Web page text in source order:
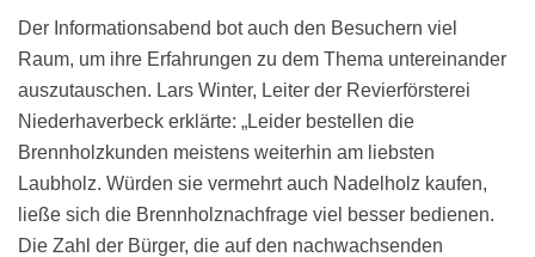
Der Informationsabend bot auch den Besuchern viel
Raum, um ihre Erfahrungen zu dem Thema untereinander
auszutauschen. Lars Winter, Leiter der Revierförsterei
Niederhaverbeck erklärte: „Leider bestellen die
Brennholzkunden meistens weiterhin am liebsten
Laubholz. Würden sie vermehrt auch Nadelholz kaufen,
ließe sich die Brennholznachfrage viel besser bedienen.
Die Zahl der Bürger, die auf den nachwachsenden